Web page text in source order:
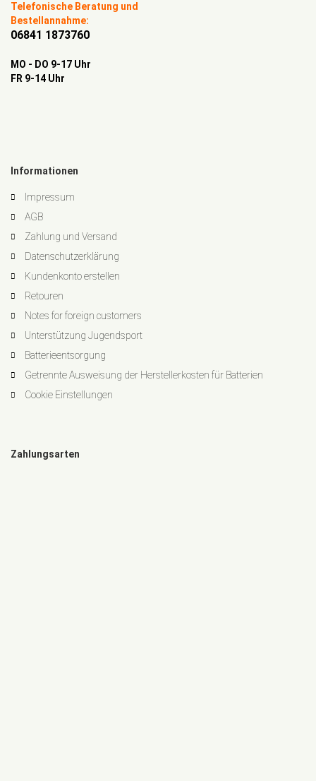
Telefonische Beratung und
Bestellannahme:
06841 1873760
MO - DO 9-17 Uhr
FR 9-14 Uhr
Informationen
Impressum
AGB
Zahlung und Versand
Datenschutzerklärung
Kundenkonto erstellen
Retouren
Notes for foreign customers
Unterstützung Jugendsport
Batterieentsorgung
Getrennte Ausweisung der Herstellerkosten für Batterien
Cookie Einstellungen
Zahlungsarten